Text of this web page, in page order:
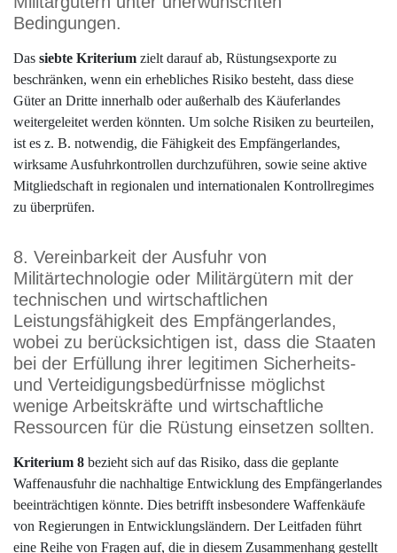
Bedingungen.
Das siebte Kriterium zielt darauf ab, Rüstungsexporte zu
beschränken, wenn ein erhebliches Risiko besteht, dass diese
Güter an Dritte innerhalb oder außerhalb des Käuferlandes
weitergeleitet werden könnten. Um solche Risiken zu beurteilen,
ist es z. B. notwendig, die Fähigkeit des Empfängerlandes,
wirksame Ausfuhrkontrollen durchzuführen, sowie seine aktive
Mitgliedschaft in regionalen und internationalen Kontrollregimes
zu überprüfen.
8. Vereinbarkeit der Ausfuhr von
Militärtechnologie oder Militärgütern mit der
technischen und wirtschaftlichen
Leistungsfähigkeit des Empfängerlandes,
wobei zu berücksichtigen ist, dass die Staaten
bei der Erfüllung ihrer legitimen Sicherheits-
und Verteidigungsbedürfnisse möglichst
wenige Arbeitskräfte und wirtschaftliche
Ressourcen für die Rüstung einsetzen sollten.
Kriterium 8 bezieht sich auf das Risiko, dass die geplante
Waffenausfuhr die nachhaltige Entwicklung des Empfängerlandes
beeinträchtigen könnte. Dies betrifft insbesondere Waffenkäufe
von Regierungen in Entwicklungsländern. Der Leitfaden führt
eine Reihe von Fragen auf, die in diesem Zusammenhang gestellt